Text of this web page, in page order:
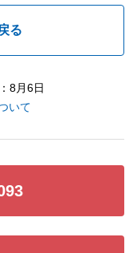
る
8月6日
いて